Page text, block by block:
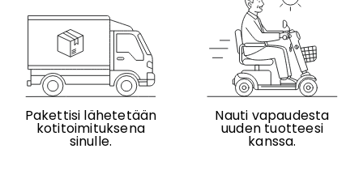
Pakettisi lähetetään
kotitoimituksena
sinulle.
Nauti vapaudesta
uuden tuotteesi
kanssa.